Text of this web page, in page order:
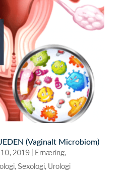
(Vaginalt Microbiom)
10, 2019| Ernæring,
, Sexologi, Urologi